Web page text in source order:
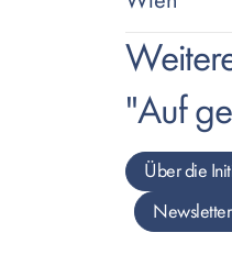
Text
"Auf
Über die